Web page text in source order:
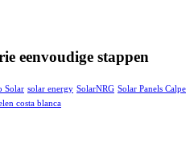
eenvoudige stappen
Solar solar energy SolarNRG Solar Panels Calpe
costa blanca